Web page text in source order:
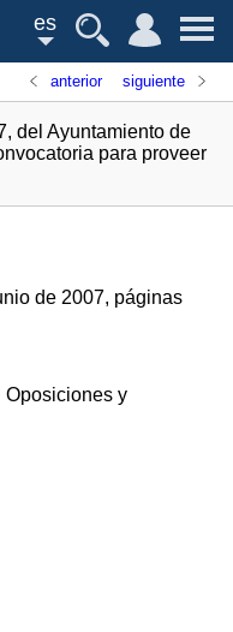
es
anterior siguiente
del Ayuntamiento de
para proveer
de 2007, páginas
Oposiciones y